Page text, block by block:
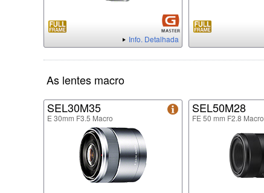
Info. Detalhada
As lentes macro
SEL30M35
E 30mm F3.5 Macro
SEL50M28
FE 50 mm F2.8 Macro